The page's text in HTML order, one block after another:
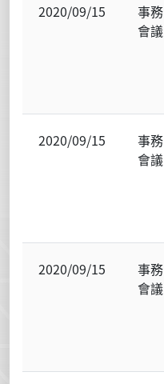
2020/09/15
事務
會議
2020/09/15
事務
會議
2020/09/15
事務
會議